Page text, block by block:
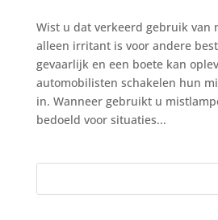
Wist u dat verkeerd gebruik van
alleen irritant is voor andere
gevaarlijk en een boete kan
automobilisten schakelen hun
in. Wanneer gebruikt u
bedoeld voor situaties...